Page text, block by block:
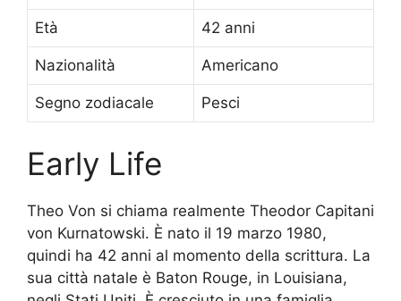
Età 42 anni
Nazionalità Americano
Segno zodiacale Pesci
Early Life
Theo Von si chiama realmente Theodor Capitani
von Kurnatowski. È nato il 19 marzo 1980,
quindi ha 42 anni al momento della scrittura. La
sua città natale è Baton Rouge, in Louisiana,